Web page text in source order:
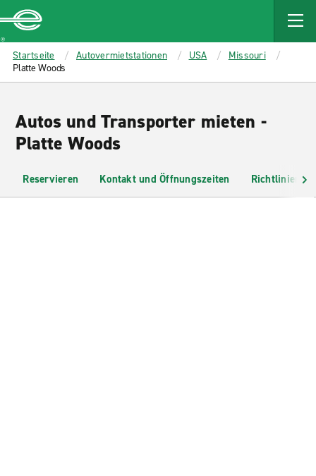
MAIN
CONTENT
Enterprise
Startseite Autovermietstationen USA
Missouri
Platte Woods
Autos und Transporter mieten -
Platte Woods
Reservieren Kontakt und Öffnungszeiten Richtlinien